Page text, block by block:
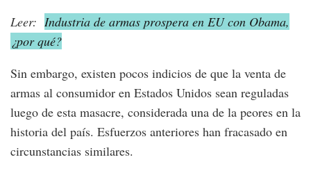
Leer: Industria de armas prospera en EU con Obama,
¿por qué?
Sin embargo, existen pocos indicios de que la venta de
armas al consumidor en Estados Unidos sean reguladas
luego de esta masacre, considerada una de la peores en la
historia del país. Esfuerzos anteriores han fracasado en
circunstancias similares.